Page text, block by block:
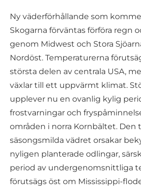
Ny väderförhållande som
Skogarna förväntas förföra regn
genom Midwest och Stora
Nordöst. Temperaturerna
största delen av centrala USA,
växlar till ett uppvärmt klimat.
upplever nu en ovanlig kylig
frostvarningar och
områden i norra Kornbältet. Den
säsongsmilda vädret orsakar
nyligen planterade odlingar,
period av undergenomsnittliga
förutsägs öst om Mississippi-